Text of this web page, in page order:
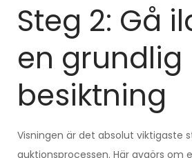
Steg 2: Gå
en grundlig
besiktning
Visningen är det absolut viktigaste
auktionsprocessen. Här avgörs om